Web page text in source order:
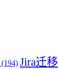
(194) Jira迁移